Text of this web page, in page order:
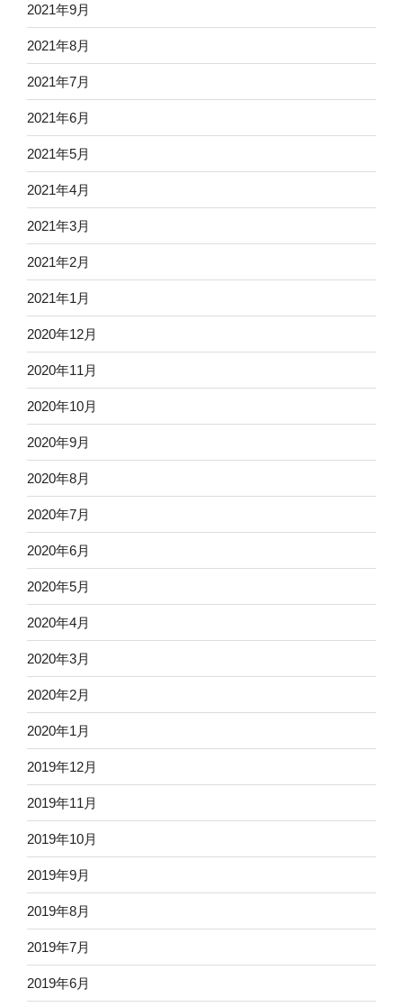
2021年9月
2021年8月
2021年7月
2021年6月
2021年5月
2021年4月
2021年3月
2021年2月
2021年1月
2020年12月
2020年11月
2020年10月
2020年9月
2020年8月
2020年7月
2020年6月
2020年5月
2020年4月
2020年3月
2020年2月
2020年1月
2019年12月
2019年11月
2019年10月
2019年9月
2019年8月
2019年7月
2019年6月